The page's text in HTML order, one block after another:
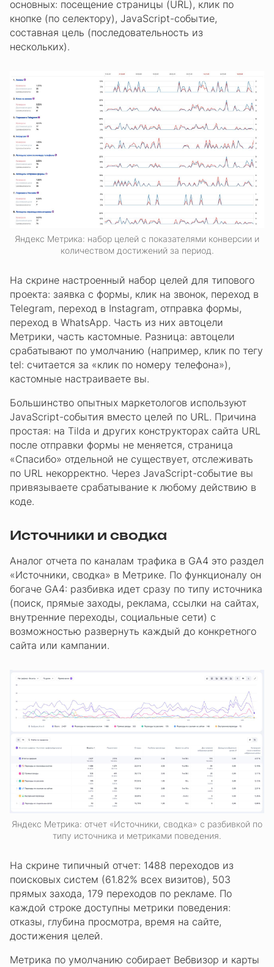
основных: посещение страницы (URL), клик по
кнопке (по селектору), JavaScript-событие,
составная цель (последовательность из
нескольких).
Яндекс Метрика: набор целей с показателями конверсии и
количеством достижений за период.
На скрине настроенный набор целей для типового
проекта: заявка с формы, клик на звонок, переход в
Telegram, переход в Instagram, отправка формы,
переход в WhatsApp. Часть из них автоцели
Метрики, часть кастомные. Разница: автоцели
срабатывают по умолчанию (например, клик по тегу
tel: считается за «клик по номеру телефона»),
кастомные настраиваете вы.
Большинство опытных маркетологов используют
JavaScript-события вместо целей по URL. Причина
простая: на Tilda и других конструкторах сайта URL
после отправки формы не меняется, страница
«Спасибо» отдельной не существует, отслеживать
по URL некорректно. Через JavaScript-событие вы
привязываете срабатывание к любому действию в
коде.
Источники и сводка
Аналог отчета по каналам трафика в GA4 это раздел
«Источники, сводка» в Метрике. По функционалу он
богаче GA4: разбивка идет сразу по типу источника
(поиск, прямые заходы, реклама, ссылки на сайтах,
внутренние переходы, социальные сети) с
возможностью развернуть каждый до конкретного
сайта или кампании.
Яндекс Метрика: отчет «Источники, сводка» с разбивкой по
типу источника и метриками поведения.
На скрине типичный отчет: 1488 переходов из
поисковых систем (61.82% всех визитов), 503
прямых захода, 179 переходов по рекламе. По
каждой строке доступны метрики поведения:
отказы, глубина просмотра, время на сайте,
достижения целей.
Метрика по умолчанию собирает Вебвизор и карты